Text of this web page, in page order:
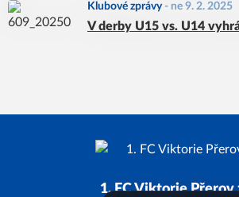
Klubové zprávy- ne 9. 2. 2025
V derby U15 vs. U14
1. FC Viktorie Přerov